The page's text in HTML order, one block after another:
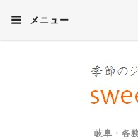
メニュー
岐阜・各